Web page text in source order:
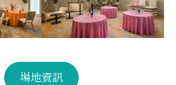
場地資訊